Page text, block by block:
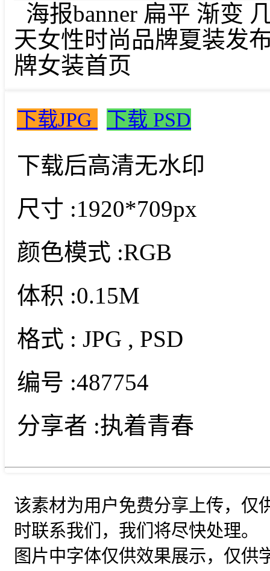
海报banner 扁平 渐变
天女性时尚品牌夏装发
牌女装首页
下载JPG 下载 PSD
下载后高清无水印
尺寸 :1920*709px
颜色模式 :RGB
体积 :0.15M
格式 : JPG , PSD
编号 :487754
分享者 :执着青春
该素材为用户免费分享上传，仅
时联系我们，我们将尽快处理。
图片中字体仅供效果展示，仅供